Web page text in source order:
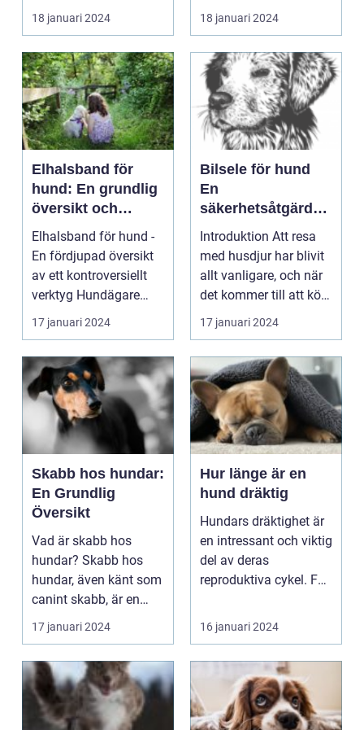
en impon...
18 januari 2024
och välbefinnand...
18 januari 2024
Elhalsband för
hund: En grundlig
översikt och
presentation av
olika typer och
popularitet
Elhalsband för hund -
En fördjupad översikt
av ett kontroversiellt
verktyg Hundägare
världen över h...
17 januari 2024
Bilsele för hund
En
säkerhetsåtgärd
på vägen
Introduktion Att resa
med husdjur har blivit
allt vanligare, och när
det kommer till att köra
bil ä...
17 januari 2024
Skabb hos hundar:
En Grundlig
Översikt
Vad är skabb hos
hundar? Skabb hos
hundar, även känt som
canint skabb, är en
smittsam
parasitinfekt...
17 januari 2024
Hur länge är en
hund dräktig
Hundars dräktighet är
en intressant och viktig
del av deras
reproduktiva cykel. För
16 januari 2024